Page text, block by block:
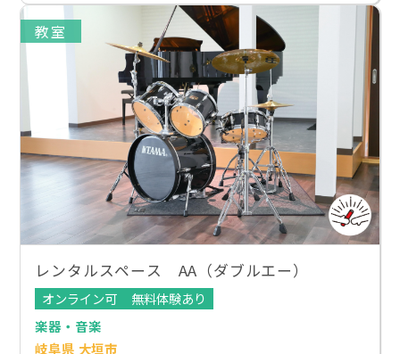
教室
レンタルスペース AA（ダブルエー）
オンライン可
無料体験あり
楽器・音楽
岐阜県 大垣市